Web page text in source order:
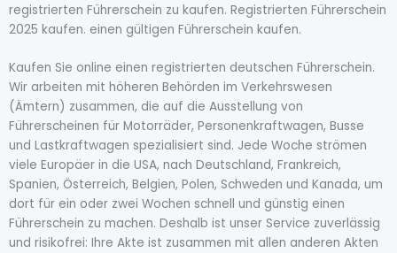
registrierten Führerschein zu kaufen. Registrierten Führerschein
2025 kaufen. einen gültigen Führerschein kaufen.
Kaufen Sie online einen registrierten deutschen Führerschein.
Wir arbeiten mit höheren Behörden im Verkehrswesen
(Ämtern) zusammen, die auf die Ausstellung von
Führerscheinen für Motorräder, Personenkraftwagen, Busse
und Lastkraftwagen spezialisiert sind. Jede Woche strömen
viele Europäer in die USA, nach Deutschland, Frankreich,
Spanien, Österreich, Belgien, Polen, Schweden und Kanada, um
dort für ein oder zwei Wochen schnell und günstig einen
Führerschein zu machen. Deshalb ist unser Service zuverlässig
und risikofrei: Ihre Akte ist zusammen mit allen anderen Akten